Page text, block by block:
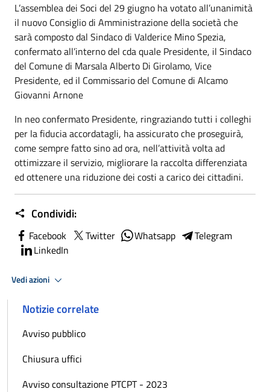
L’assemblea dei Soci del 29 giugno ha votato all’unanimità
il nuovo Consiglio di Amministrazione della società che
sarà composto dal Sindaco di Valderice Mino Spezia,
confermato all’interno del cda quale Presidente, il Sindaco
del Comune di Marsala Alberto Di Girolamo, Vice
Presidente, ed il Commissario del Comune di Alcamo
Giovanni Arnone
In neo confermato Presidente, ringraziando tutti i colleghi
per la fiducia accordatagli, ha assicurato che proseguirà,
come sempre fatto sino ad ora, nell’attività volta ad
ottimizzare il servizio, migliorare la raccolta differenziata
ed ottenere una riduzione dei costi a carico dei cittadini.
Condividi:
Facebook Twitter Whatsapp
Telegram
LinkedIn
Vedi azioni
Notizie correlate
Avviso pubblico
Chiusura uffici
Avviso consultazione PTCPT - 2023